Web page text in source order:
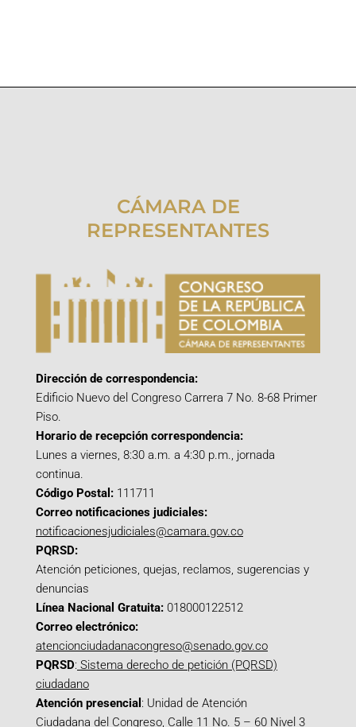
CÁMARA DE
REPRESENTANTES
Dirección de correspondencia:
Edificio Nuevo del Congreso Carrera 7 No. 8-68 Primer
Piso.
Horario de recepción correspondencia:
Lunes a viernes, 8:30 a.m. a 4:30 p.m., jornada
continua.
Código Postal: 111711
Correo notificaciones judiciales:
notificacionesjudiciales@camara.gov.co
PQRSD:
Atención peticiones, quejas, reclamos, sugerencias y
denuncias
Línea Nacional Gratuita: 018000122512
Correo electrónico:
atencionciudadanacongreso@senado.gov.co
PQRSD: Sistema derecho de petición (PQRSD)
ciudadano
Atención presencial : Unidad de Atención
Ciudadana del Congreso, Calle 11 No. 5 – 60 Nivel 3